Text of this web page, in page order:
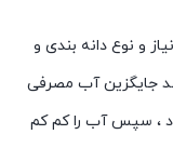
و نوع دانه بندی و
ملات بتن به میزان ۱۵ الی ۲۰ درصد جایگزین آب مصرفی
، سپس آب را کم کم